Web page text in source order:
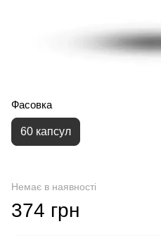
Фасовка
60 капсул
Немає в наявності
374 грн